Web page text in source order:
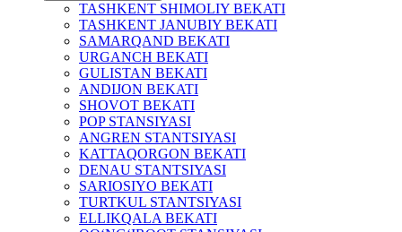
TASHKENT SHIMOLIY BEKATI
TASHKENT JANUBIY BEKATI
SAMARQAND BEKATI
URGANCH BEKATI
GULISTAN BEKATI
ANDIJON BEKATI
SHOVOT BEKATI
POP STANSIYASI
ANGREN STANTSIYASI
KATTAQORGON BEKATI
DENAU STANTSIYASI
SARIOSIYO BEKATI
TURTKUL STANTSIYASI
ELLIKQALA BEKATI